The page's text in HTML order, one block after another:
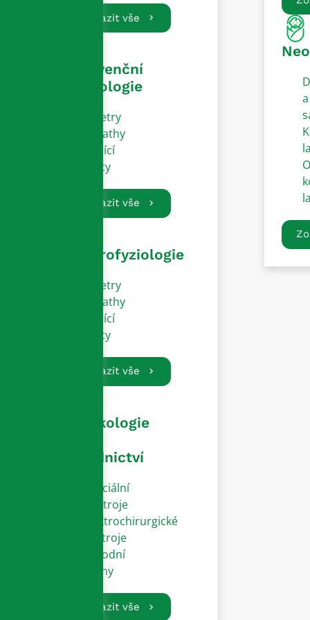
Zobrazit vše
Intervenční
kardiologie
Katetry
Sheathy
Vodící
dráty
Zobrazit vše
Elektrofyziologie
Katetry
Sheathy
Vodící
dráty
Zobrazit vše
Gynekologie
porodnictví
Speciální
přístroje
Elektrochirurgické
nástroje
Porodní
zvony
Zobrazit vše
a